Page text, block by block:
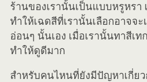
ร้านของเรานั้นเป็นแบบหรูหรา
ทำให้เฉดสีที่เรานั้นเลือกอาจจะ
อ่อนๆ นั้นเอง เมื่อเรานั้นทาสีเท
ทำให้ดูดีมาก
สำหรับคนไหนที่ยังมีปัญหาเกี่ย